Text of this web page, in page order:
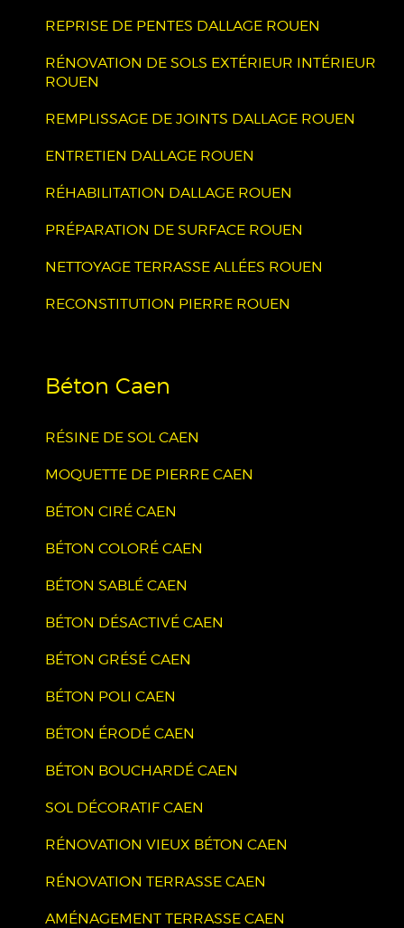
REPRISE DE PENTES DALLAGE ROUEN
RÉNOVATION DE SOLS EXTÉRIEUR INTÉRIEUR
ROUEN
REMPLISSAGE DE JOINTS DALLAGE ROUEN
ENTRETIEN DALLAGE ROUEN
RÉHABILITATION DALLAGE ROUEN
PRÉPARATION DE SURFACE ROUEN
NETTOYAGE TERRASSE ALLÉES ROUEN
RECONSTITUTION PIERRE ROUEN
Béton Caen
RÉSINE DE SOL CAEN
MOQUETTE DE PIERRE CAEN
BÉTON CIRÉ CAEN
BÉTON COLORÉ CAEN
BÉTON SABLÉ CAEN
BÉTON DÉSACTIVÉ CAEN
BÉTON GRÉSÉ CAEN
BÉTON POLI CAEN
BÉTON ÉRODÉ CAEN
BÉTON BOUCHARDÉ CAEN
SOL DÉCORATIF CAEN
RÉNOVATION VIEUX BÉTON CAEN
RÉNOVATION TERRASSE CAEN
AMÉNAGEMENT TERRASSE CAEN